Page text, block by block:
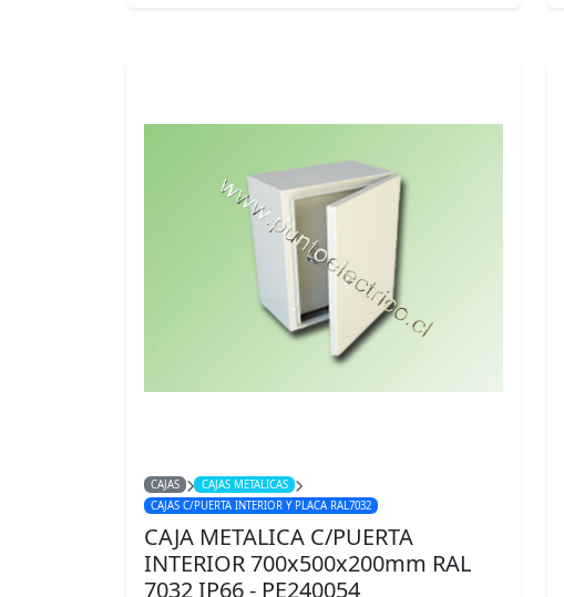
CAJAS
CAJAS METALICAS
CAJAS C/PUERTA INTERIOR Y PLACA RAL7032
CAJA METALICA C/PUERTA
INTERIOR 700x500x200mm RAL
7032 IP66 - PE240054